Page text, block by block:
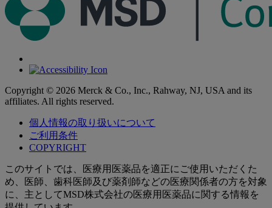
Copyright © 2026 Merck & Co., Inc., Rahway, NJ, USA and its
affiliates. All rights reserved.
個人情報の取り扱いについて
ご利用条件
COPYRIGHT
このサイトでは、医療用医薬品を適正にご使用いただくた
め、医師、歯科医師及び薬剤師などの医療関係者の方を対象
に、主としてMSD株式会社の医療用医薬品に関する情報を